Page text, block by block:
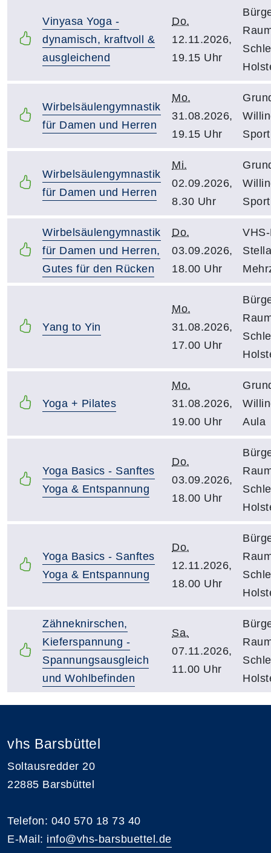
Vinyasa Yoga -
dynamisch, kraftvoll &
ausgleichend
Do.
12.11.2026,
19.15 Uhr
Wirbelsäulengymnastik
für Damen und Herren
Mo.
31.08.2026,
19.15 Uhr
Wirbelsäulengymnastik
für Damen und Herren
Mi.
02.09.2026,
8.30 Uhr
Wirbelsäulengymnastik
für Damen und Herren,
Gutes für den Rücken
Do.
03.09.2026,
18.00 Uhr
Yang to Yin
Mo.
31.08.2026,
17.00 Uhr
Yoga + Pilates
Mo.
31.08.2026,
19.00 Uhr
Aula
Yoga Basics - Sanftes
Yoga & Entspannung
Do.
03.09.2026,
18.00 Uhr
Yoga Basics - Sanftes
Yoga & Entspannung
Do.
12.11.2026,
18.00 Uhr
Zähneknirschen,
Kieferspannung -
Spannungsausgleich
und Wohlbefinden
Sa.
07.11.2026,
11.00 Uhr
vhs Barsbüttel
Soltausredder 20
22885 Barsbüttel
Telefon: 040 570 18 73 40
E-Mail: info@vhs-barsbuettel.de